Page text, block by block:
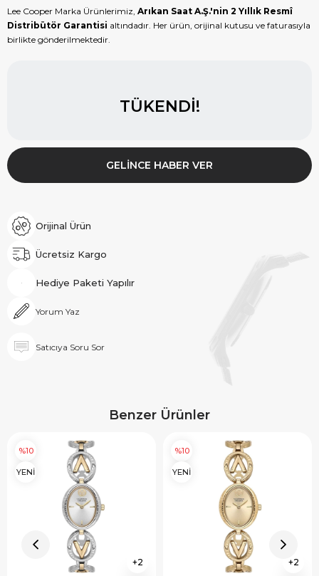
Lee Cooper Marka Ürünlerimiz, Arıkan Saat A.Ş.'nin 2 Yıllık Resmî
Distribütör Garantisi altındadır. Her ürün, orijinal kutusu ve faturasıyla
birlikte gönderilmektedir.
TÜKENDI!
GELINCE HABER VER
Orijinal Ürün
Ücretsiz Kargo
Hediye Paketi Yapılır
Yorum Yaz
Satıcıya Soru Sor
Benzer Ürünler
2
%10
YENİ
2
%10
YENİ